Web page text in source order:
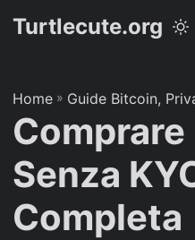
Turtlecute.org
Home » Guide Bitcoin,
Senza
Completa